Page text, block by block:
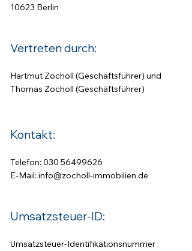
10623 Berlin
Vertreten durch:
Hartmut Zocholl (Geschäftsführer) und
Thomas Zocholl (Geschäftsführer)
Kontakt:
Telefon: 030 56499626
E-Mail: info@zocholl-immobilien.de
Umsatzsteuer-ID:
Umsatzsteuer-Identifikationsnummer